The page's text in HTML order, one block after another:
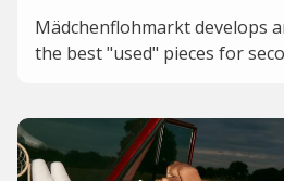
Mädchenflohmarkt develops
the best "used" pieces for